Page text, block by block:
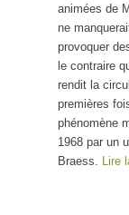
animées de
ne
provoquer
le contraire
rendit la
premières
phénomène
1968 par un
Braess. Lire